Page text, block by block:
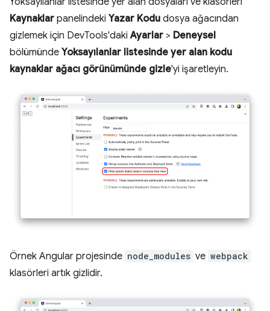
Kaynaklar panelindeki Yazar Kodu dosya ağacından
gizlemek için DevTools'dakiAyarlar > Deneysel
bölümünde Yoksayılanlar listesinde yer alan kodu
kaynaklar ağacı görünümünde gizle'yi işaretleyin.
Örnek Angular projesinde node_modules ve webpack
klasörleri artık gizlidir.